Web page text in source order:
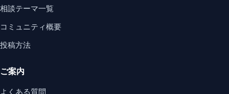
相談テーマ一覧
コミュニティ概要
投稿方法
ご案内
よくある質問